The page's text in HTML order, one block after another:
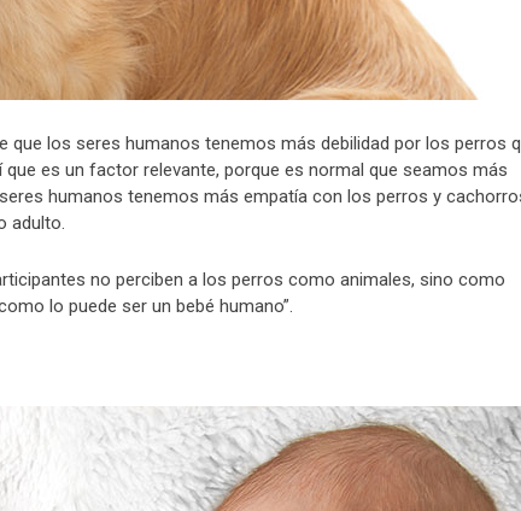
los seres humanos tenemos más debilidad por los perros
es un factor relevante, porque es normal que seamos más
humanos tenemos más empatía con los perros y
adulto.
no perciben a los perros como animales, sino como
lo puede ser un bebé humano”.